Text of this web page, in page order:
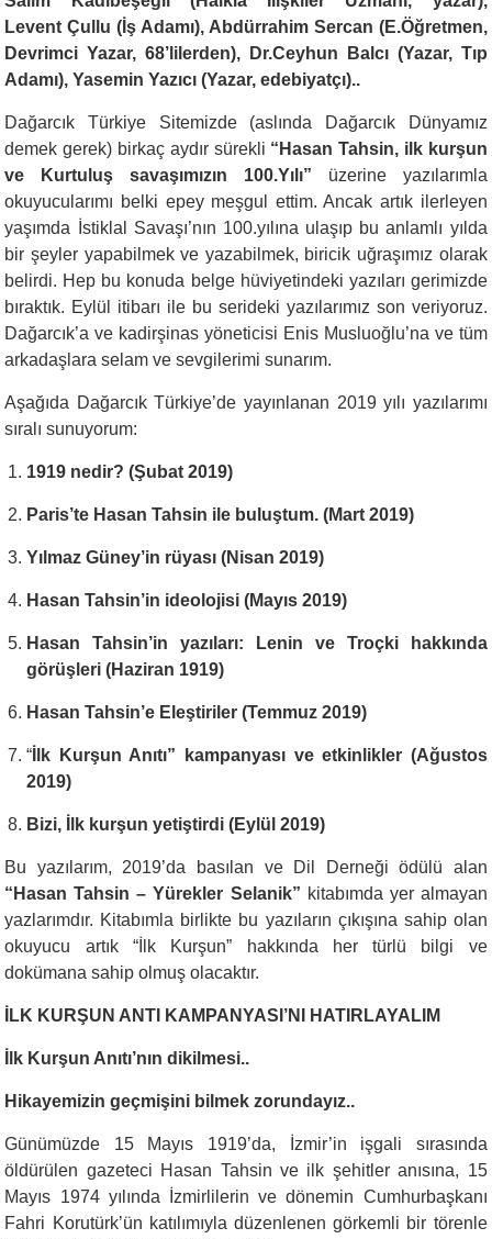
Levent Çullu (İş Adamı), Abdürrahim Sercan (E.Öğretmen,
Devrimci Yazar, 68’lilerden), Dr.Ceyhun Balcı (Yazar, Tıp
Adamı), Yasemin Yazıcı (Yazar, edebiyatçı)..
Dağarcık Türkiye Sitemizde (aslında Dağarcık Dünyamız
demek gerek) birkaç aydır sürekli “Hasan Tahsin, ilk kurşun
ve Kurtuluş savaşımızın 100.Yılı” üzerine yazılarımla
okuyucularımı belki epey meşgul ettim. Ancak artık ilerleyen
yaşımda İstiklal Savaşı’nın 100.yılına ulaşıp bu anlamlı yılda
bir şeyler yapabilmek ve yazabilmek, biricik uğraşımız olarak
belirdi. Hep bu konuda belge hüviyetindeki yazıları gerimizde
bıraktık. Eylül itibarı ile bu serideki yazılarımız son veriyoruz.
Dağarcık’a ve kadirşinas yöneticisi Enis Musluoğlu’na ve tüm
arkadaşlara selam ve sevgilerimi sunarım.
Aşağıda Dağarcık Türkiye’de yayınlanan 2019 yılı yazılarımı
sıralı sunuyorum:
1919 nedir? (Şubat 2019)
Paris’te Hasan Tahsin ile buluştum. (Mart 2019)
Yılmaz Güney’in rüyası (Nisan 2019)
Hasan Tahsin’in ideolojisi (Mayıs 2019)
Hasan Tahsin’in yazıları: Lenin ve Troçki hakkında
görüşleri (Haziran 1919)
Hasan Tahsin’e Eleştiriler (Temmuz 2019)
“ İlk Kurşun Anıtı” kampanyası ve etkinlikler (Ağustos
2019)
Bizi, İlk kurşun yetiştirdi (Eylül 2019)
Bu yazılarım, 2019’da basılan ve Dil Derneği ödülü alan
“Hasan Tahsin – Yürekler Selanik” kitabımda yer almayan
yazlarımdır. Kitabımla birlikte bu yazıların çıkışına sahip olan
okuyucu artık “İlk Kurşun” hakkında her türlü bilgi ve
dokümana sahip olmuş olacaktır.
İLK KURŞUN ANTI KAMPANYASI’NI HATIRLAYALIM
İlk Kurşun Anıtı’nın dikilmesi..
Hikayemizin geçmişini bilmek zorundayız..
Günümüzde 15 Mayıs 1919’da, İzmir’in işgali sırasında
öldürülen gazeteci Hasan Tahsin ve ilk şehitler anısına, 15
Mayıs 1974 yılında
İzmirlilerin ve dönemin Cumhurbaşkanı
Fahri Korutürk’ün katılımıyla düzenlenen görkemli bir törenle